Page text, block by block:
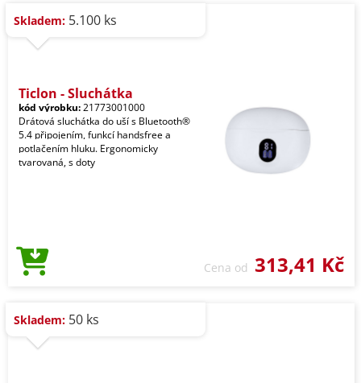
Skladem: 5.100 ks
Ticlon - Sluchátka
kód výrobku:21773001000
Drátová sluchátka do uší s Bluetooth®
5.4 připojením, funkcí handsfree a
potlačením hluku. Ergonomicky
tvarovaná, s doty
Cena od 313,41 Kč
Skladem: 50 ks